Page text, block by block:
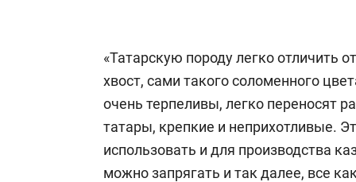
«Татарскую породу легко отличить
хвост, сами такого соломенного
очень терпеливы, легко переносят
татары, крепкие и неприхотливые.
использовать и для производства
можно запрягать и так далее, все